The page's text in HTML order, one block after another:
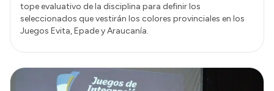
tope evaluativo de la disciplina para definir los
seleccionados que vestirán los colores provinciales en los
Juegos Evita, Epade y Araucanía.